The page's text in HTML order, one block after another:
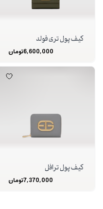
کیف پول تری فولد
6,600,000تومان
کیف پول ترافل
7,370,000تومان